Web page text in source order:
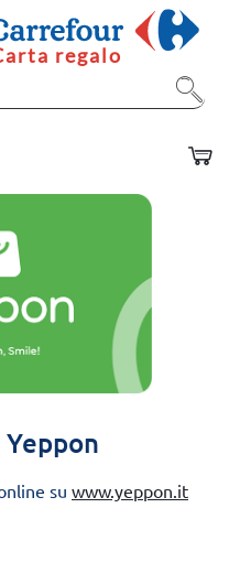
regalo
su www.yeppon.it